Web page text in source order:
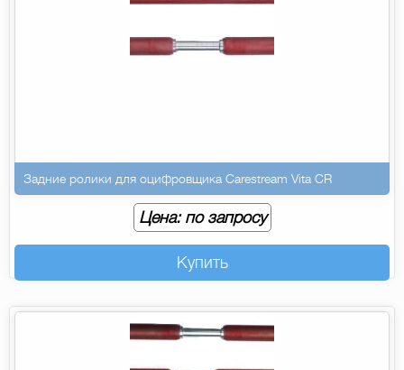
Задние ролики для оцифровщика Carestream Vita CR
Цена: по запросу
Купить